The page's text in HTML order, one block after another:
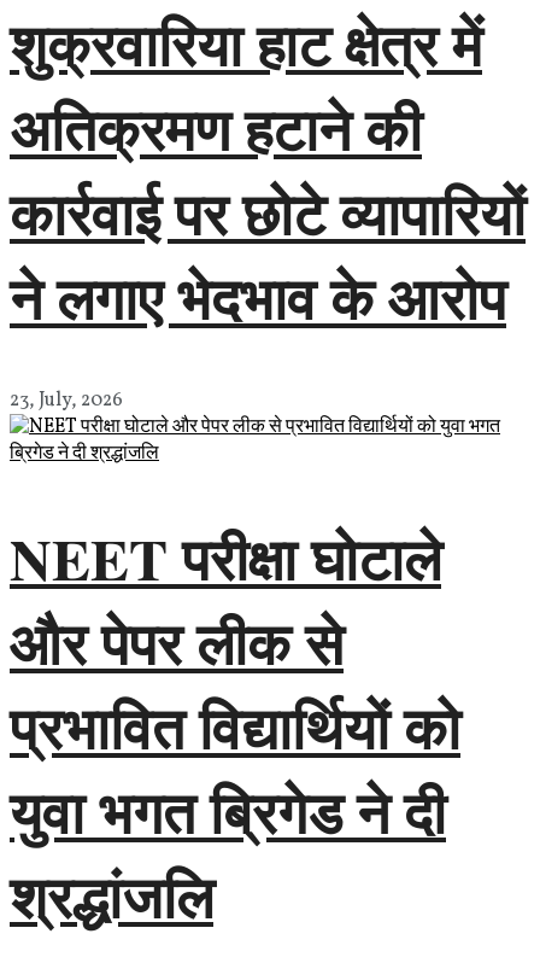
शुक्रवारिया हाट क्षेत्र में
अतिक्रमण हटाने की
कार्रवाई पर छोटे व्यापारियों
ने लगाए भेदभाव के आरोप
23, July, 2026
NEET परीक्षा घोटाले
और पेपर लीक से
प्रभावित विद्यार्थियों को
युवा भगत ब्रिगेड ने दी
श्रद्धांजलि